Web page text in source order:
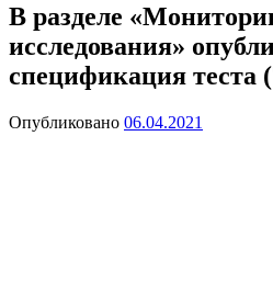
В разделе
исследования»
спецификация теста
Опубликовано 06.04.2021